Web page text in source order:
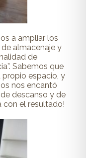
a ampliar los
almacenaje y
de
Sabemos que
espacio, y
nos encantó
descanso y de
con el resultado!